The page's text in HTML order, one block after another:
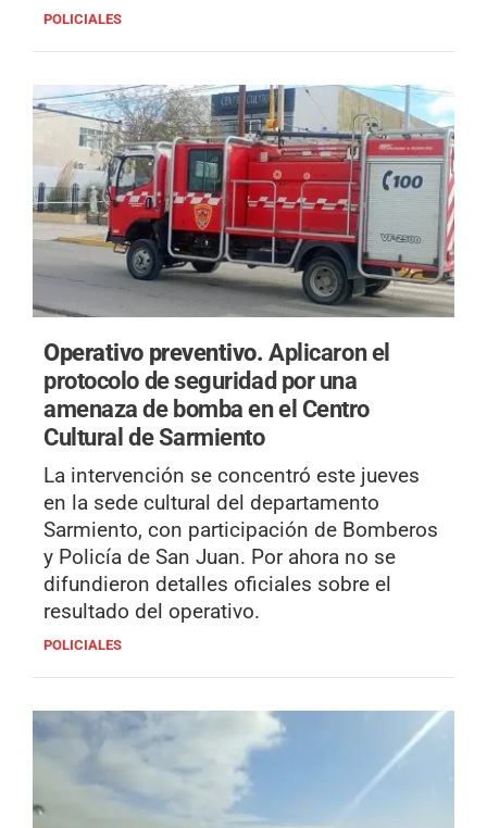
POLICIALES
Operativo preventivo.Aplicaron el
protocolo de seguridad por una
amenaza de bomba en el Centro
Cultural de Sarmiento
La intervención se concentró este jueves
en la sede cultural del departamento
Sarmiento, con participación de Bomberos
y Policía de San Juan. Por ahora no se
difundieron detalles oficiales sobre el
resultado del operativo.
POLICIALES